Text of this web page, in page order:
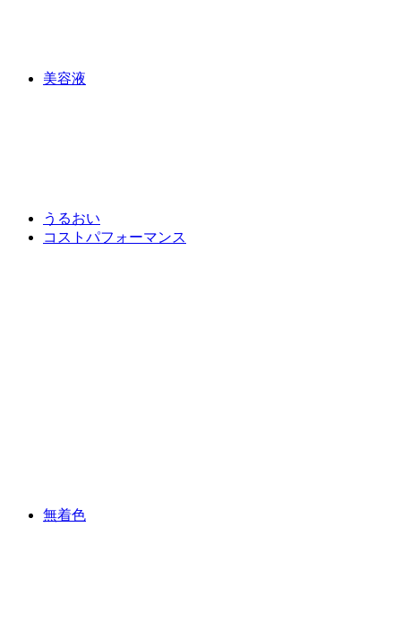
美容液
うるおい
コストパフォーマンス
無着色